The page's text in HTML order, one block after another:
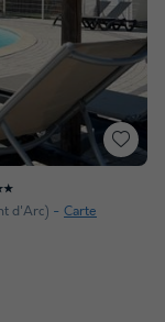
d'Arc) Carte